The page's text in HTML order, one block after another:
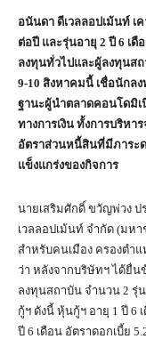
อนันดา ดีเวลลอปเม้นท์ เ
ต่อปี และรุ่นอายุ 2 ปี 6 เ
ลงทุนทั่วไปและผู้ลงทุนสถ
9-10 สิงหาคมนี้ เชื่อนักล
ฐานะผู้นำตลาดคอนโดมิ
ทางการเงิน ทั้งการบริหา
อัตราส่วนหนี้สินที่มีภาระ
แข็งแกร่งของกิจการ
นายเสริมศักดิ์ ขวัญพ่วง ป
เวลลอปเม้นท์ จำกัด (มห
สำหรับคนเมือง ครองตำ
ว่า หลังจากบริษัทฯ ได้ยื่
ลงทุนสถาบัน จำนวน 2 รุ่
กู้ฯ ดังนี้ หุ้นกู้ฯ อายุ 1 ปี 6
ปี 6 เดือน อัตราดอกเบี้ย